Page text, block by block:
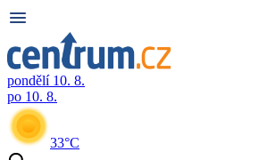
pondělí 10. 8.
po 10. 8.
33°C